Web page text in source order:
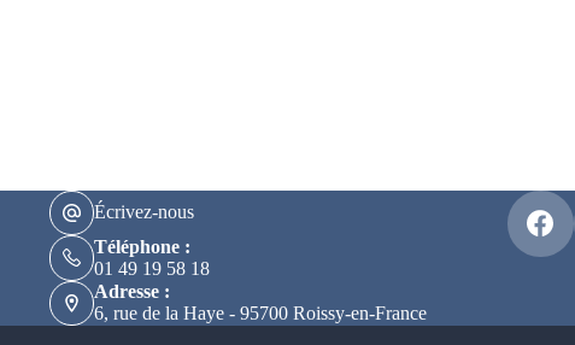
Écrivez-nous
Téléphone :
01 49 19 58 18
Adresse :
6, rue de la Haye - 95700 Roissy-en-France